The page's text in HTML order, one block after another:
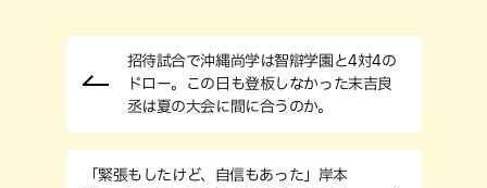
招待試合で沖縄尚学は智辯学園と4対4の
ドロー。この日も登板しなかった末吉良
丞は夏の大会に間に合うのか。
「緊張もしたけど、自信もあった」岸本